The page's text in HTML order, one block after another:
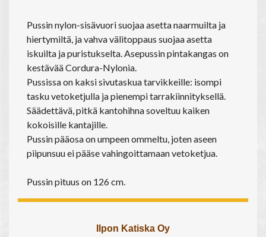
Pussin nylon-sisävuori suojaa asetta naarmuilta ja
hiertymiltä, ja vahva välitoppaus suojaa asetta
iskuilta ja puristukselta. Asepussin pintakangas on
kestävää Cordura-Nylonia.
Pussissa on kaksi sivutaskua tarvikkeille: isompi
tasku vetoketjulla ja pienempi tarrakiinnityksellä.
Säädettävä, pitkä kantohihna soveltuu kaiken
kokoisille kantajille.
Pussin pääosa on umpeen ommeltu, joten aseen
piipunsuu ei pääse vahingoittamaan vetoketjua.
Pussin pituus on 126 cm.
Ilpon Katiska Oy